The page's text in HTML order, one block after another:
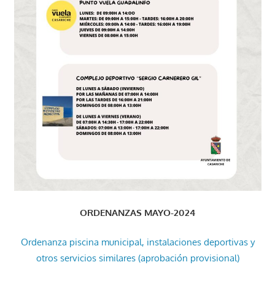
ORDENANZAS MAYO-2024
Ordenanza piscina municipal, instalaciones deportivas y
otros servicios similares (aprobación provisional)